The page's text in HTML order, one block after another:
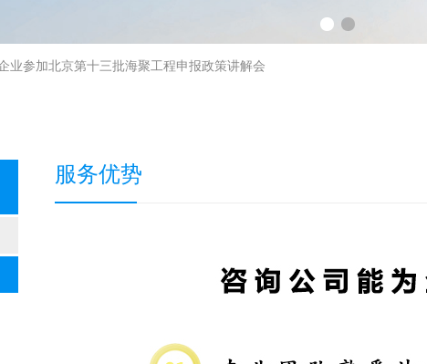
业参加北京第十三批海聚工程申报政策讲解会
服务优势